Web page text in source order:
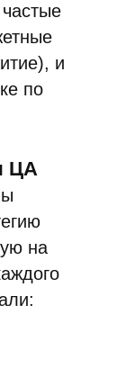
и
по
ЦА
на